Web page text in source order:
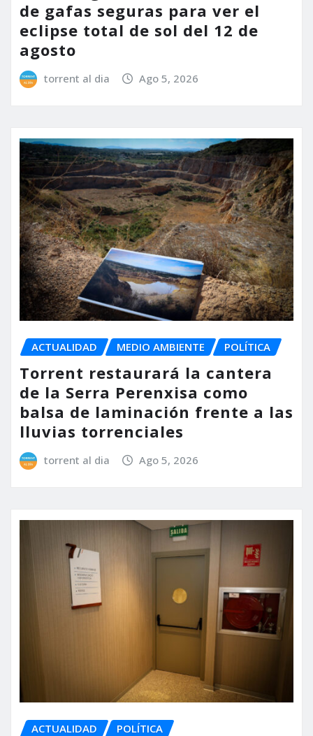
de gafas seguras para ver el
eclipse total de sol del 12 de
agosto
torrent al dia Ago 5, 2026
ACTUALIDAD MEDIO AMBIENTE POLÍTICA
Torrent restaurará la cantera
de la Serra Perenxisa como
balsa de laminación frente a las
lluvias torrenciales
torrent al dia Ago 5, 2026
ACTUALIDAD POLÍTICA